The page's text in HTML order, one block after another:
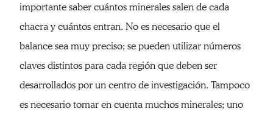
importante saber cuántos minerales salen de cada
chacra y cuántos entran. No es necesario que el
balance sea muy preciso; se pueden utilizar números
claves distintos para cada región que deben ser
desarrollados por un centro de investigación. Tampoco
es necesario tomar en cuenta muchos minerales; uno